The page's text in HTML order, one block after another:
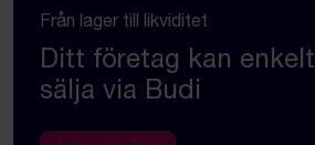
Från lager till likviditet
Ditt företag kan enkelt
sälja via Budi